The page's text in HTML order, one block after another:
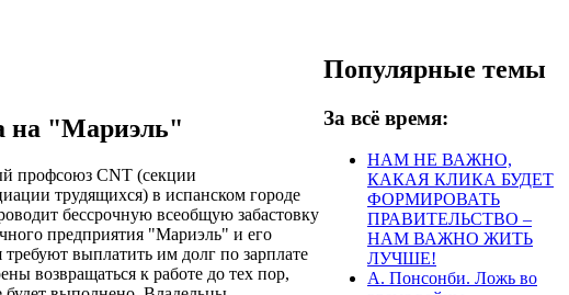
на "Мариэль"
профсоюз CNT (секции
трудящихся) в испанском городе
бессрочную всеобщую забастовку
предприятия "Мариэль" и его
выплатить им долг по зарплате
возвращаться к работе до тех пор,
Популярные темы
За всё время:
НАМ НЕ ВАЖНО,
КАКАЯ КЛИКА БУДЕТ
ФОРМИРОВАТЬ
ПРАВИТЕЛЬСТВО –
НАМ ВАЖНО ЖИТЬ
ЛУЧШЕ!
А. Понсонби. Ложь во